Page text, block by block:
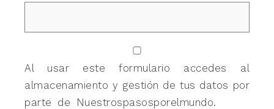
Al usar este formulario accedes al
almacenamiento y gestión de tus datos por
parte de Nuestrospasosporelmundo.